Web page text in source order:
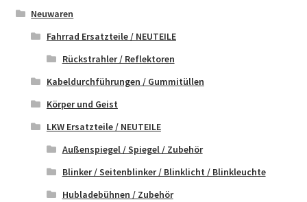
Neuwaren
Fahrrad Ersatzteile / NEUTEILE
Rückstrahler / Reflektoren
Kabeldurchführungen / Gummitüllen
Körper und Geist
LKW Ersatzteile / NEUTEILE
Außenspiegel / Spiegel / Zubehör
Blinker / Seitenblinker / Blinklicht / Blinkleuchte
Hubladebühnen / Zubehör